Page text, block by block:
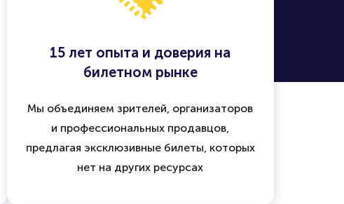
15 лет опыта и доверия на
билетном рынке
Мы объединяем зрителей, организаторов
и профессиональных продавцов,
предлагая эксклюзивные билеты, которых
нет на других ресурсах